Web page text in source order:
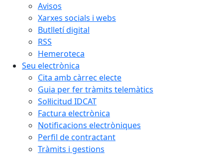
Avisos
Xarxes socials i webs
Butlletí digital
RSS
Hemeroteca
Seu electrònica
Cita amb càrrec electe
Guia per fer tràmits telemàtics
Sol·licitud IDCAT
Factura electrònica
Notificacions electròniques
Perfil de contractant
Tràmits i gestions